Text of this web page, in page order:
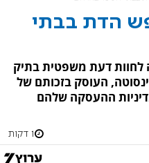
הדת בבתי
דעת משפטית בתיק
העוסק בזכותם של
ההעסקה שלהם
1 דקות